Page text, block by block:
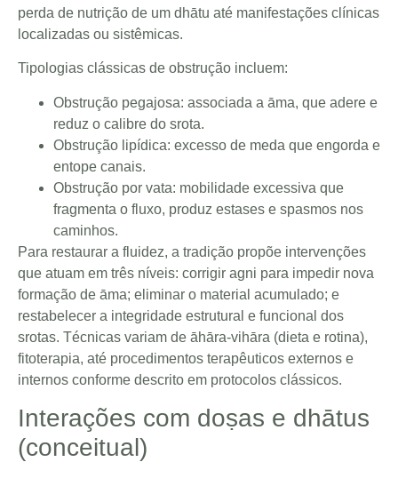
perda de nutrição de um dhātu até manifestações clínicas
localizadas ou sistêmicas.
Tipologias clássicas de obstrução incluem:
Obstrução pegajosa: associada a āma, que adere e
reduz o calibre do srota.
Obstrução lipídica: excesso de meda que engorda e
entope canais.
Obstrução por vata: mobilidade excessiva que
fragmenta o fluxo, produz estases e spasmos nos
caminhos.
Para restaurar a fluidez, a tradição propõe intervenções
que atuam em três níveis: corrigir agni para impedir nova
formação de āma; eliminar o material acumulado; e
restabelecer a integridade estrutural e funcional dos
srotas. Técnicas variam de āhāra-vihāra (dieta e rotina),
fitoterapia, até procedimentos terapêuticos externos e
internos conforme descrito em protocolos clássicos.
Interações com doṣas e dhātus
(conceitual)